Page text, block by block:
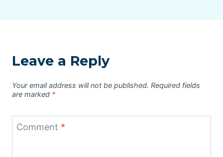
Leave a Reply
Your email address will not be published. Required fields
are marked *
Comment *